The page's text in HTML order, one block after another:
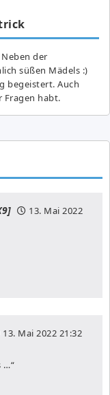
der
süßen Mädels :)
begeistert. Auch
Fragen habt.
13. Mai 2022
13. Mai 2022 21:32
…“